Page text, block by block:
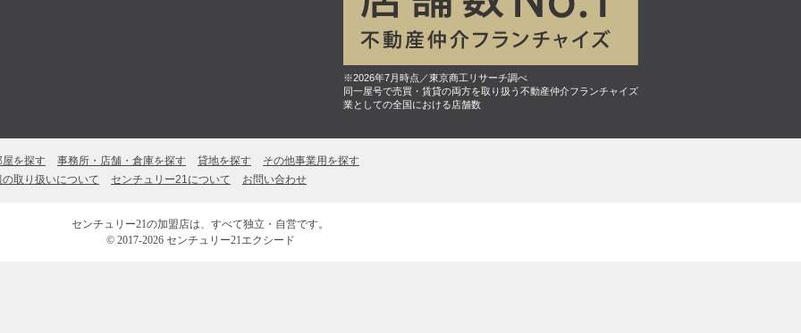
※2026年7月時点／東京商工リサーチ調べ
同一屋号で売買・賃貸の両方を取り扱う不動産仲介フランチャイズ
業としての全国における店舗数
屋を探す 事務所・店舗・倉庫を探す 貸地を探す
その他事業用を探す
の取り扱いについて
センチュリー21について お問い合わせ
センチュリー21の加盟店は、すべて独立・自営です。
© 2017-2026 センチュリー21エクシード